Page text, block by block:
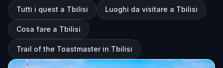
Tutti i quest a Tbilisi Luoghi da visitare a Tbilisi
Cosa fare a Tbilisi
Trail of the Toastmaster in Tbilisi